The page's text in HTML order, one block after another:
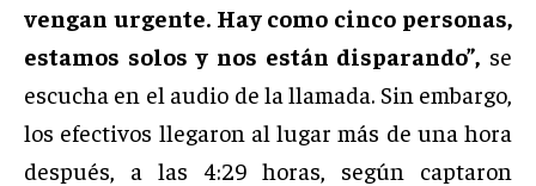
vengan urgente. Hay como cinco personas,
estamos solos y nos están disparando”, se
escucha en el audio de la llamada. Sin embargo,
los efectivos llegaron al lugar más de una hora
después, a las 4:29 horas, según captaron